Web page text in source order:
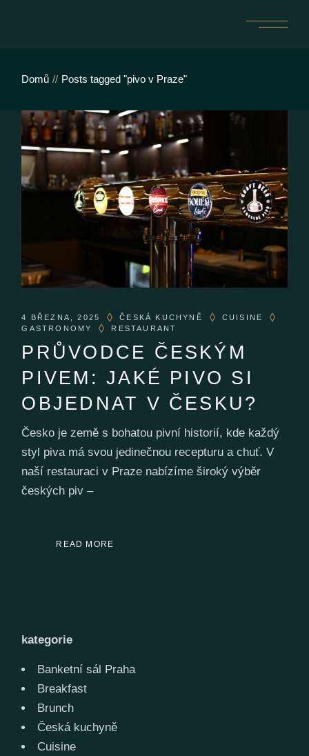
Domů Posts tagged "pivo v Praze"
4 BŘEZNA, 2025 ČESKÁ KUCHYNĚ
CUISINE
GASTRONOMY
RESTAURANT
PRŮVODCE ČESKÝM
PIVEM: JAKÉ PIVO SI
OBJEDNAT V ČESKU?
Česko je země s bohatou pivní historií, kde každý
styl piva má svou jedinečnou recepturu a chuť. V
naší restauraci v Praze nabízíme široký výběr
českých piv –
READ MORE
kategorie
Banketní sál Praha
Breakfast
Brunch
Česká kuchyně
Cuisine